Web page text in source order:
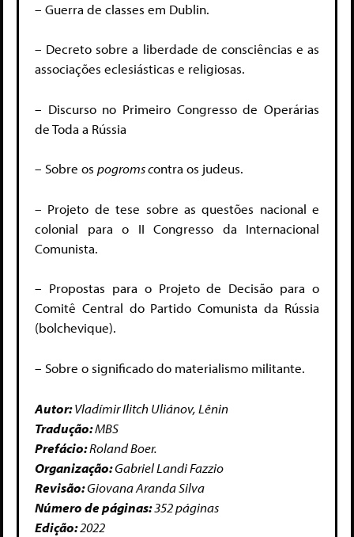
– Guerra de classes em Dublin.
– Decreto sobre a liberdade de consciências e as
associações eclesiásticas e religiosas.
– Discurso no Primeiro Congresso de Operárias
de Toda a Rússia
– Sobre os pogroms contra os judeus.
– Projeto de tese sobre as questões nacional e
colonial para o II Congresso da Internacional
Comunista.
– Propostas para o Projeto de Decisão para o
Comitê Central do Partido Comunista da Rússia
(bolchevique).
– Sobre o significado do materialismo militante.
Autor:Vladímir Ilitch Uliánov, Lênin
Tradução:MBS
Prefácio:Roland Boer.
Organização:Gabriel Landi Fazzio
Revisão:Giovana Aranda Silva
Número de páginas:352 páginas
Edição:2022